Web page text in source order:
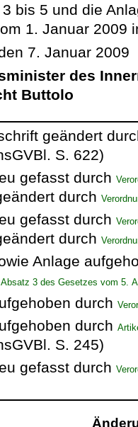
bis 5 und die
1. Januar 2009
7. Januar 2009
des
Buttolo
geändert
S. 622)
gefasst durch
durch
gefasst durch
durch
Anlage
3 des Gesetzes vom 5.
durch
durch
S. 245)
gefasst durch